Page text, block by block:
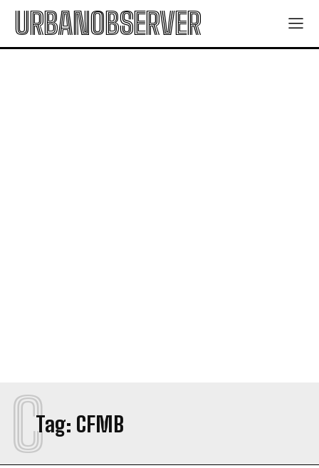
URBANOBSERVER
Tag: CFMB
C